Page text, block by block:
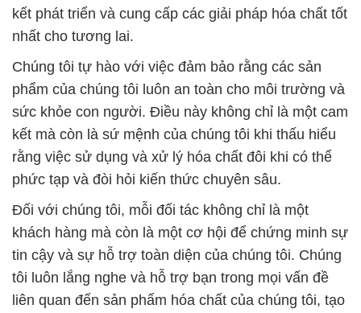
kết phát triển và cung cấp các giải pháp hóa chất tốt
nhất cho tương lai.
Chúng tôi tự hào với việc đảm bảo rằng các sản
phẩm của chúng tôi luôn an toàn cho môi trường và
sức khỏe con người. Điều này không chỉ là một cam
kết mà còn là sứ mệnh của chúng tôi khi thấu hiểu
rằng việc sử dụng và xử lý hóa chất đôi khi có thể
phức tạp và đòi hỏi kiến thức chuyên sâu.
Đối với chúng tôi, mỗi đối tác không chỉ là một
khách hàng mà còn là một cơ hội để chứng minh sự
tin cậy và sự hỗ trợ toàn diện của chúng tôi. Chúng
tôi luôn lắng nghe và hỗ trợ bạn trong mọi vấn đề
liên quan đến sản phẩm hóa chất của chúng tôi, tạo